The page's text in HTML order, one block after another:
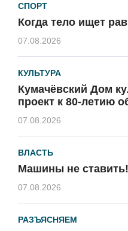
СПОРТ
Когда тело ищет
07.08.2026
КУЛЬТУРА
Кумачёвский Дом
проект к 80-летию
07.08.2026
ВЛАСТЬ
Машины не ставить!
07.08.2026
РАЗЪЯСНЯЕМ